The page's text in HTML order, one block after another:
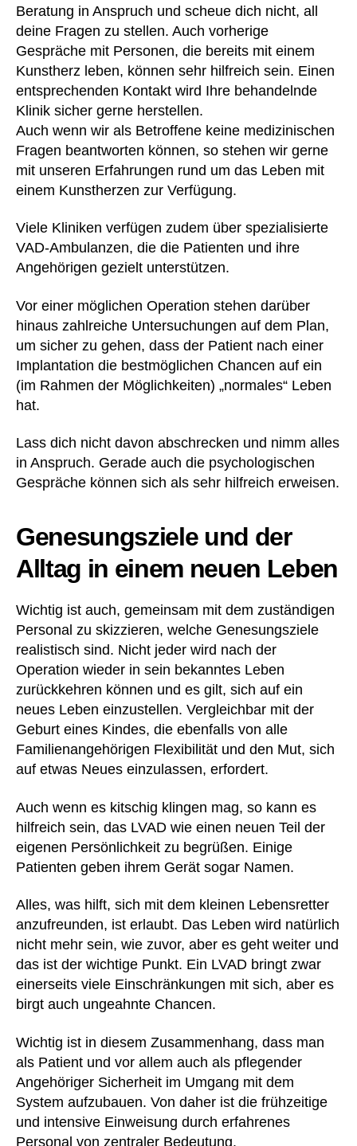
Beratung in Anspruch und scheue dich nicht, all
deine Fragen zu stellen. Auch vorherige
Gespräche mit Personen, die bereits mit einem
Kunstherz leben, können sehr hilfreich sein. Einen
entsprechenden Kontakt wird Ihre behandelnde
Klinik sicher gerne herstellen.
Auch wenn wir als Betroffene keine medizinischen
Fragen beantworten können, so stehen wir gerne
mit unseren Erfahrungen rund um das Leben mit
einem Kunstherzen zur Verfügung.
Viele Kliniken verfügen zudem über spezialisierte
VAD-Ambulanzen, die die Patienten und ihre
Angehörigen gezielt unterstützen.
Vor einer möglichen Operation stehen darüber
hinaus zahlreiche Untersuchungen auf dem Plan,
um sicher zu gehen, dass der Patient nach einer
Implantation die bestmöglichen Chancen auf ein
(im Rahmen der Möglichkeiten) „normales“ Leben
hat.
Lass dich nicht davon abschrecken und nimm alles
in Anspruch. Gerade auch die psychologischen
Gespräche können sich als sehr hilfreich erweisen.
Genesungsziele und der
Alltag in einem neuen Leben
Wichtig ist auch, gemeinsam mit dem zuständigen
Personal zu skizzieren, welche Genesungsziele
realistisch sind. Nicht jeder wird nach der
Operation wieder in sein bekanntes Leben
zurückkehren können und es gilt, sich auf ein
neues Leben einzustellen. Vergleichbar mit der
Geburt eines Kindes, die ebenfalls von alle
Familienangehörigen Flexibilität und den Mut, sich
auf etwas Neues einzulassen, erfordert.
Auch wenn es kitschig klingen mag, so kann es
hilfreich sein, das LVAD wie einen neuen Teil der
eigenen Persönlichkeit zu begrüßen. Einige
Patienten geben ihrem Gerät sogar Namen.
Alles, was hilft, sich mit dem kleinen Lebensretter
anzufreunden, ist erlaubt. Das Leben wird natürlich
nicht mehr sein, wie zuvor, aber es geht weiter und
das ist der wichtige Punkt. Ein LVAD bringt zwar
einerseits viele Einschränkungen mit sich, aber es
birgt auch ungeahnte Chancen.
Wichtig ist in diesem Zusammenhang, dass man
als Patient und vor allem auch als pflegender
Angehöriger Sicherheit im Umgang mit dem
System aufzubauen. Von daher ist die frühzeitige
und intensive Einweisung durch erfahrenes
Personal von zentraler Bedeutung.